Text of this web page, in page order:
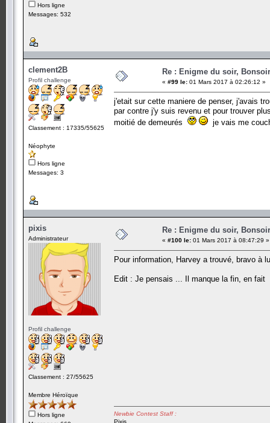
Hors ligne
Messages: 532
clement2B
Profil challenge
Classement : 17335/55625
Néophyte
Hors ligne
Messages: 3
Re : Enigme du soir,
« #99 le: 01 Mars 2017 à 02:26:12 »
j'etait sur cette maniere de penser, j'avais
par contre j'y suis revenu et pour trouver
moitié de demeurés
je vais me
pixis
Administrateur
Profil challenge
Classement : 27/55625
Membre Héroïque
Hors ligne
Re : Enigme du soir,
« #100 le: 01 Mars 2017 à 08:47:29 »
Pour information, Harvey a trouvé, bravo à
Edit : Je pensais ... Il manque la fin, en fait
Newbie Contest Staff :
Pixis